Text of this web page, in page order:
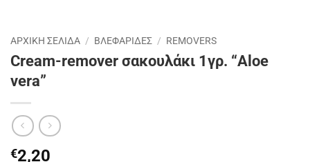
ΑΡΧΙΚΉ ΣΕΛΊΔΑ / ΒΛΕΦΑΡΙΔΕΣ / REMOVERS
Cream-remover σακουλάκι 1γρ. “Aloe
vera”
€2,20